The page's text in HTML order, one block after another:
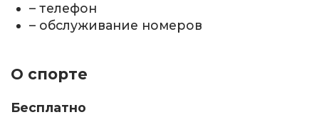
– телефон
– обслуживание номеров
О спорте
Бесплатно